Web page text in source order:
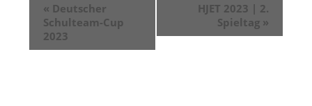
« Deutscher
Schulteam-Cup
2023
HJET 2023 | 2.
Spieltag »